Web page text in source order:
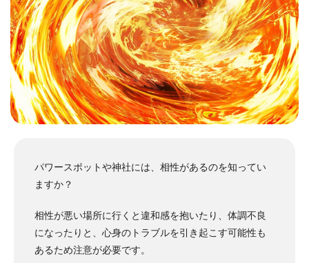
パワースポットや神社には、相性があるのを知ってい
ますか？
相性が悪い場所に行くと違和感を抱いたり、体調不良
になったりと、心身のトラブルを引き起こす可能性も
あるため注意が必要です。